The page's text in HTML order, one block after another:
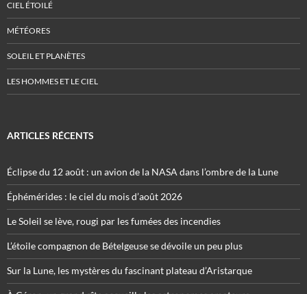
CIEL ÉTOILÉ
MÉTÉORES
SOLEIL ET PLANÈTES
LES HOMMES ET LE CIEL
ARTICLES RÉCENTS
Éclipse du 12 août : un avion de la NASA dans l’ombre de la Lune
Éphémérides : le ciel du mois d’août 2026
Le Soleil se lève, rougi par les fumées des incendies
L’étoile compagnon de Bételgeuse se dévoile un peu plus
Sur la Lune, les mystères du fascinant plateau d’Aristarque